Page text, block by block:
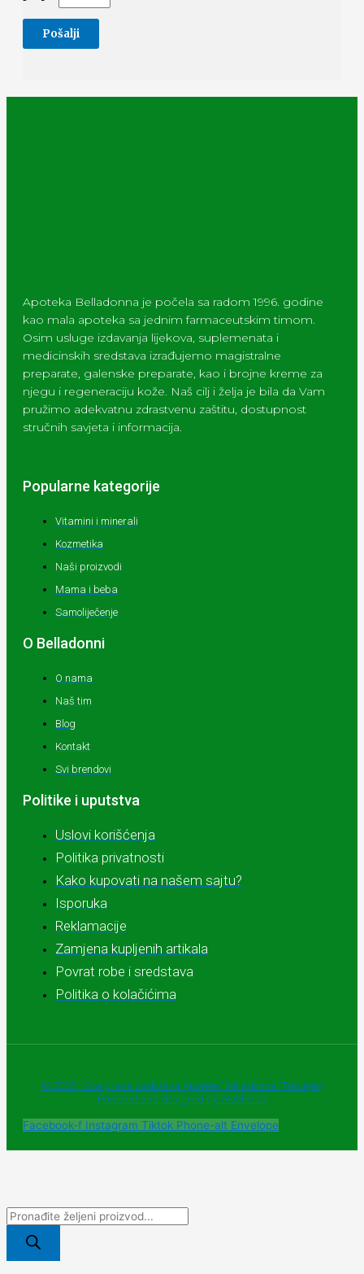
Apoteka Belladonna je počela sa radom 1996. godine
kao mala apoteka sa jednim farmaceutskim timom.
Osim usluge izdavanja lijekova, suplemenata i
medicinskih sredstava izrađujemo magistralne
preparate, galenske preparate, kao i brojne kreme za
njegu i regeneraciju kože. Naš cilj i želja je bila da Vam
pružimo adekvatnu zdrastvenu zaštitu, dostupnost
stručnih savjeta i informacija.
Popularne kategorije
Vitamini i minerali
Kozmetika
Naši proizvodi
Mama i beba
Samoliječenje
O Belladonni
O nama
Naš tim
Blog
Kontakt
Svi brendovi
Politike i uputstva
Uslovi korišćenja
Politika privatnosti
Kako kupovati na našem sajtu?
Isporuka
Reklamacije
Zamjena kupljenih artikala
Povrat robe i sredstava
Politika o kolačićima
© 2025 - Sva prava zadržava Apoteke "Belladonna" Trebinje |
Powered and designed by Webherzz
Facebook-f Instagram Tiktok Phone-alt Envelope